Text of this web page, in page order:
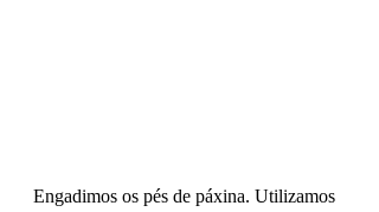
Engadimos os pés de páxina. Utilizamos